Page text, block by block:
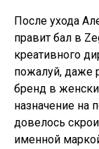
После ухода
правит бал в
креативного
пожалуй, даже
бренд в
назначение на
довелось
именной